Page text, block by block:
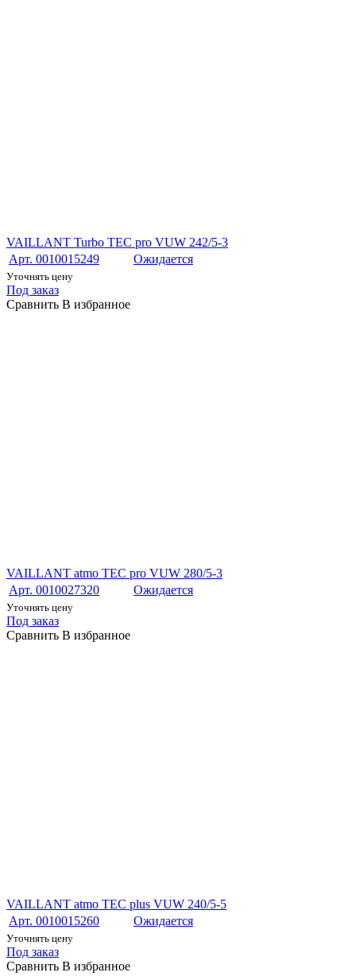
VAILLANT Turbo TEC pro VUW 242/5-3
Арт. 0010015249
Ожидается
Уточнять цену
Под заказ
Сравнить В избранное
VAILLANT atmo TEC pro VUW 280/5-3
Арт. 0010027320
Ожидается
Уточнять цену
Под заказ
Сравнить В избранное
VAILLANT atmo TEC plus VUW 240/5-5
Арт. 0010015260
Ожидается
Уточнять цену
Под заказ
Сравнить В избранное